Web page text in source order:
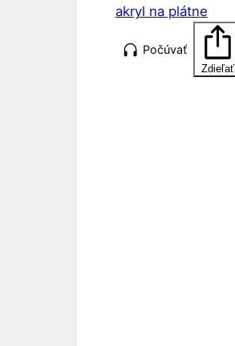
akryl na plátne
Počúvať
Zdieľať